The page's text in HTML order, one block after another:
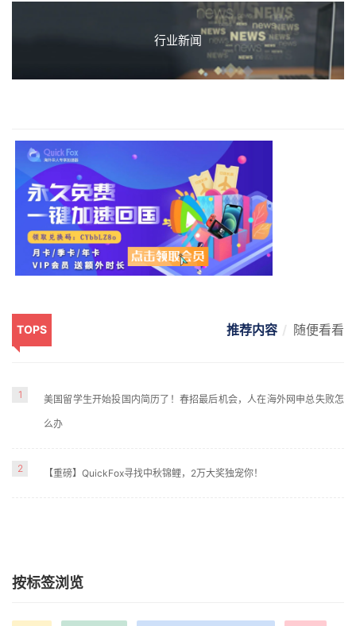
行业新闻
TOPS 推荐内容 随便看看
1 美国留学生开始投国内简历了！春招最后机会，人在海外网申总失败怎
么办
2 【重磅】QuickFox寻找中秋锦鲤，2万大奖独宠你！
按标签浏览